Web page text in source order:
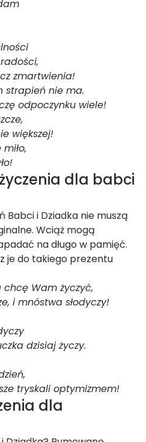
zmartwienia!
strapień nie ma.
odpoczynku wiele!
większej!
dla babci
Babci i Dziadka nie muszą
Wciąż mogą
na długo w pamięć.
je do takiego prezentu
chcę Wam życzyć,
i mnóstwa słodyczy!
dzisiaj życzy.
tryskali optymizmem!
dla